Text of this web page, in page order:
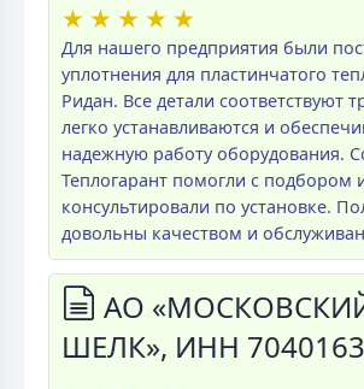
★ ★ ★ ★ ★
Для нашего предприятия были
уплотнения для пластинчатого
Ридан. Все детали соответствуют
легко устанавливаются и
надежную работу оборудования.
Теплогарант помогли с подбором
консультировали по установке.
довольны качеством и
АО
ШЕЛК», ИНН